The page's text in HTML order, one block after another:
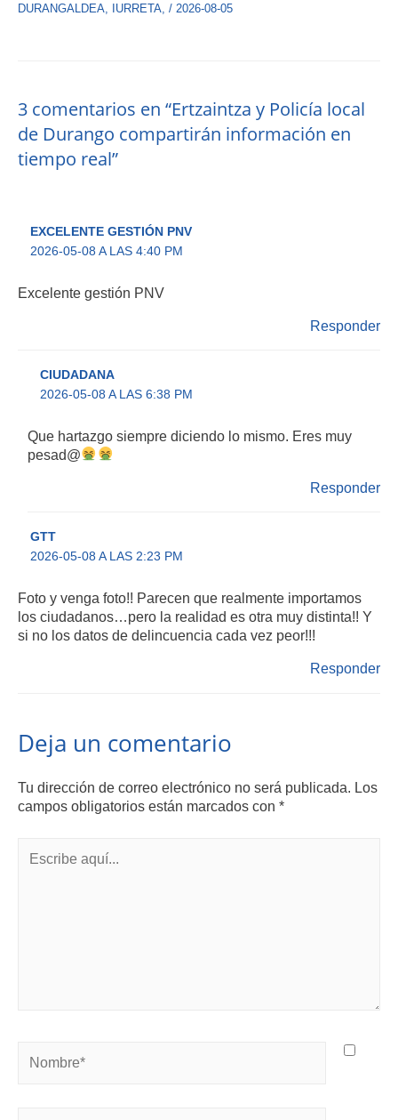
DURANGALDEA IURRETA / 2026-08-05
3 comentarios en “Ertzaintza y Policía local
de Durango compartirán información en
tiempo real”
EXCELENTE GESTIÓN PNV
2026-05-08 A LAS 4:40 PM
Excelente gestión PNV
Responder
CIUDADANA
2026-05-08 A LAS 6:38 PM
Que hartazgo siempre diciendo lo mismo. Eres muy
pesad@
Responder
GTT
2026-05-08 A LAS 2:23 PM
Foto y venga foto!! Parecen que realmente importamos
los ciudadanos…pero la realidad es otra muy distinta!! Y
si no los datos de delincuencia cada vez peor!!!
Responder
Deja un comentario
Tu dirección de correo electrónico no será publicada. Los
campos obligatorios están marcados con *